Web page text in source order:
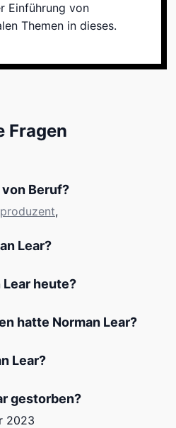
Einführung von
Themen in dieses.
Fragen
von Beruf?
,
Lear?
heute?
hatte Norman Lear?
Lear?
gestorben?
2023